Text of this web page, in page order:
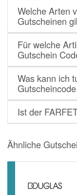
Welche Arten
Gutscheinen
Für welche
Gutschein
Was kann ich
Ist der
Ähnliche